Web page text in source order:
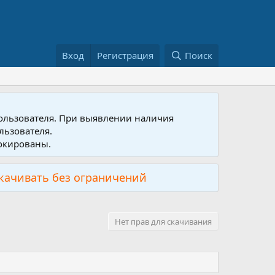
Вход Регистрация Поиск
При выявлении наличия
без ограничений
Нет прав для скачивания